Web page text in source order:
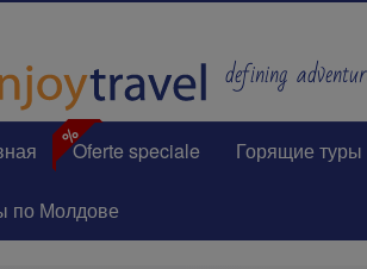
defining
%
Oferte speciale Горящие туры
по Молдове